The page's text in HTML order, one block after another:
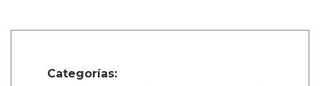
Categorías: